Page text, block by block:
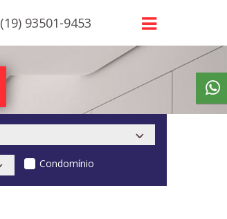
(19) 93501-9453
Condomínio